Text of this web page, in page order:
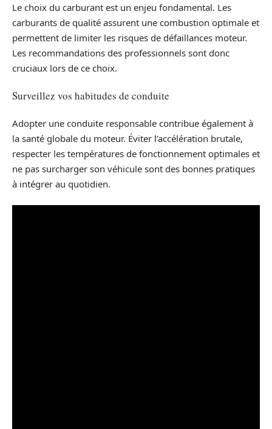
Le choix du carburant est un enjeu fondamental. Les
carburants de qualité assurent une combustion optimale et
permettent de limiter les risques de défaillances moteur.
Les recommandations des professionnels sont donc
cruciaux lors de ce choix.
Surveillez vos habitudes de conduite
Adopter une conduite responsable contribue également à
la santé globale du moteur. Éviter l’accélération brutale,
respecter les températures de fonctionnement optimales et
ne pas surcharger son véhicule sont des bonnes pratiques
à intégrer au quotidien.